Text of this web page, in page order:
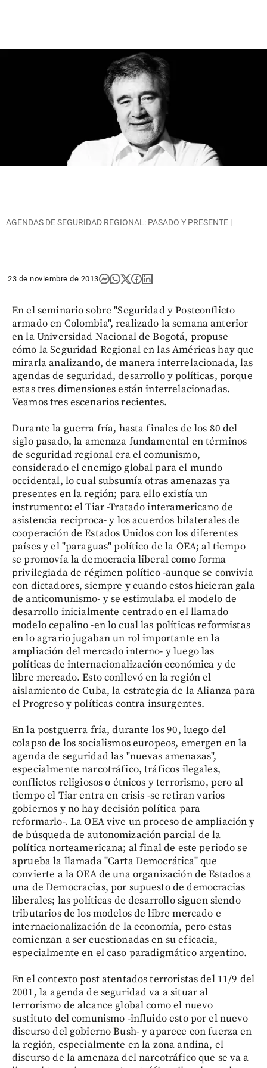
AGENDAS DE SEGURIDAD REGIONAL: PASADO Y PRESENTE |
23 de noviembre de 2013
En el seminario sobre "Seguridad y Postconflicto
armado en Colombia", realizado la semana anterior
en la Universidad Nacional de Bogotá, propuse
cómo la Seguridad Regional en las Américas hay que
mirarla analizando, de manera interrelacionada, las
agendas de seguridad, desarrollo y políticas, porque
estas tres dimensiones están interrelacionadas.
Veamos tres escenarios recientes.
Durante la guerra fría, hasta finales de los 80 del
siglo pasado, la amenaza fundamental en términos
de seguridad regional era el comunismo,
considerado el enemigo global para el mundo
occidental, lo cual subsumía otras amenazas ya
presentes en la región; para ello existía un
instrumento: el Tiar -Tratado interamericano de
asistencia recíproca- y los acuerdos bilaterales de
cooperación de Estados Unidos con los diferentes
países y el "paraguas" político de la OEA; al tiempo
se promovía la democracia liberal como forma
privilegiada de régimen político -aunque se convivía
con dictadores, siempre y cuando estos hicieran gala
de anticomunismo- y se estimulaba el modelo de
desarrollo inicialmente centrado en el llamado
modelo cepalino -en lo cual las políticas reformistas
en lo agrario jugaban un rol importante en la
ampliación del mercado interno- y luego las
políticas de internacionalización económica y de
libre mercado. Esto conllevó en la región el
aislamiento de Cuba, la estrategia de la Alianza para
el Progreso y políticas contra insurgentes.
En la postguerra fría, durante los 90, luego del
colapso de los socialismos europeos, emergen en la
agenda de seguridad las "nuevas amenazas",
especialmente narcotráfico, tráficos ilegales,
conflictos religiosos o étnicos y terrorismo, pero al
tiempo el Tiar entra en crisis -se retiran varios
gobiernos y no hay decisión política para
reformarlo-. La OEA vive un proceso de ampliación y
de búsqueda de autonomización parcial de la
política norteamericana; al final de este periodo se
aprueba la llamada "Carta Democrática" que
convierte a la OEA de una organización de Estados a
una de Democracias, por supuesto de democracias
liberales; las políticas de desarrollo siguen siendo
tributarios de los modelos de libre mercado e
internacionalización de la economía, pero estas
comienzan a ser cuestionadas en su eficacia,
especialmente en el caso paradigmático argentino.
En el contexto post atentados terroristas del 11/9 del
2001, la agenda de seguridad va a situar al
terrorismo de alcance global como el nuevo
sustituto del comunismo -influido esto por el nuevo
discurso del gobierno Bush- y aparece con fuerza en
la región, especialmente en la zona andina, el
discurso de la amenaza del narcotráfico que se va a